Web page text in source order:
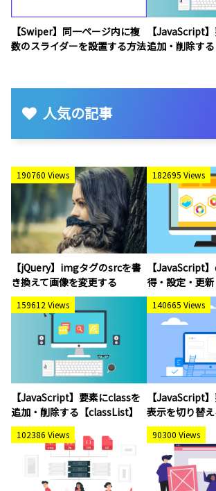
【Swiper】同一ページ内に複
数のスライダーを設置する方法
【JavaScript
追加・削除す
人気の記事
190760 Views
【jQuery】imgタグのsrcを書
き換えて画像を変更する
182695 Views
【JavaScript
得・設定・更
159612 Views
【JavaScript】要素にclassを
追加・削除する【classList】
140665 Views
【JavaScript
表示を切り替
102386 Views 90300 Views